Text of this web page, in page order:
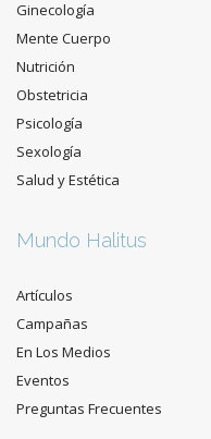
Ginecología
Mente Cuerpo
Nutrición
Obstetricia
Psicología
Sexología
Salud y Estética
Mundo Halitus
Artículos
Campañas
En Los Medios
Eventos
Preguntas Frecuentes